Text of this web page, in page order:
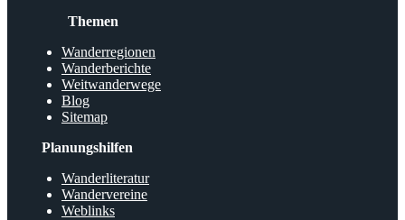
Themen
Wanderregionen
Wanderberichte
Weitwanderwege
Blog
Sitemap
Planungshilfen
Wanderliteratur
Wandervereine
Weblinks